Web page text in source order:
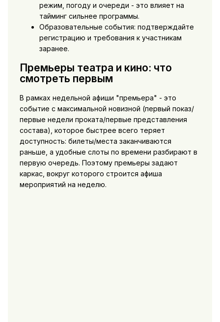
режим, погоду и очереди - это влияет на
тайминг сильнее программы.
Образовательные события: подтверждайте
регистрацию и требования к участникам
заранее.
Премьеры театра и кино: что
смотреть первым
В рамках недельной афиши "премьера" - это
событие с максимальной новизной (первый показ/
первые недели проката/первые представления
состава), которое быстрее всего теряет
доступность: билеты/места заканчиваются
раньше, а удобные слоты по времени разбирают в
первую очередь. Поэтому премьеры задают
каркас, вокруг которого строится афиша
мероприятий на неделю.